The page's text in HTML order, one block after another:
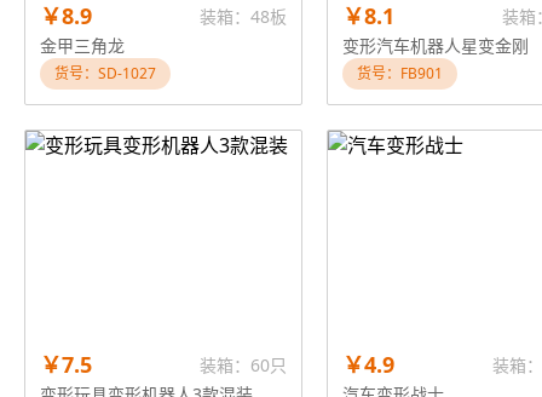
￥8.9
装箱：48板
金甲三角龙
货号：SD-1027
￥8.1
装箱
变形汽车机器人星变金刚
货号：FB901
￥7.5
装箱：60只
￥4.9
装箱